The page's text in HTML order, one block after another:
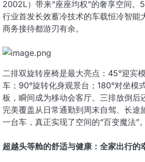
2002L）带来“座座均权”的奢享空间。
行业首发长效蓄冷技术的车载恒冷智能
商务接待都游刃有余。
二排双旋转座椅是最大亮点：45°迎宾
车；90°旋转化身观景台；180°对坐模
板，瞬间成为移动会客厅。三排放倒后
完美覆盖从日常通勤到周末自驾、长途
一台车，真正实现了空间的“百变魔法”。
超越头等舱的舒适与健康：全家出行的